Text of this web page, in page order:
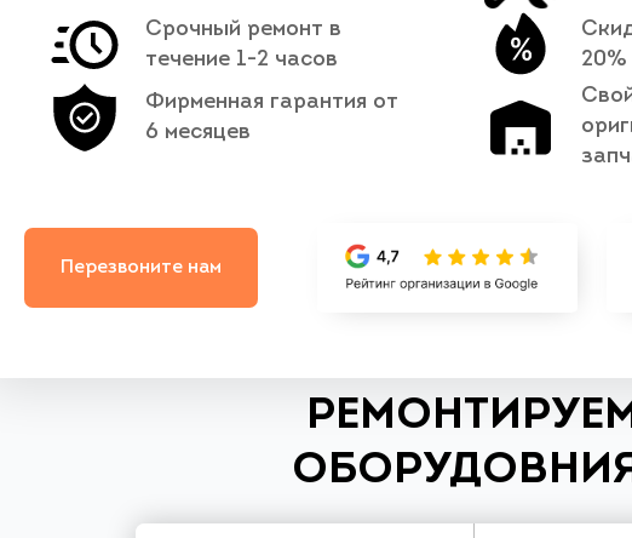
Срочный ремонт в
течение 1-2 часов
Фирменная гарантия от
6 месяцев
20%
Перезвоните нам
ОБОРУДОВНИЯ